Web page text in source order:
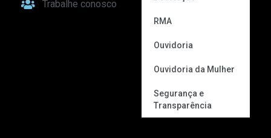
Trabalhe conosco
RMA
Ouvidoria
Ouvidoria da Mulher
Segurança e
Transparência